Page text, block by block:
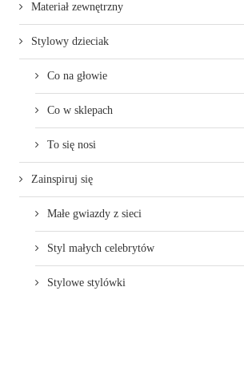
Materiał zewnętrzny
Stylowy dzieciak
Co na głowie
Co w sklepach
To się nosi
Zainspiruj się
Małe gwiazdy z sieci
Styl małych celebrytów
Stylowe stylówki